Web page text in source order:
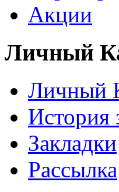
Акции
Личный
Личный
История
Закладки
Рассылка